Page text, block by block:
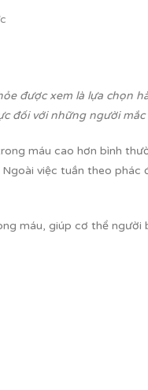
được xem là lựa chọn
đối với những người
máu cao hơn bình
việc tuần theo
máu, giúp cơ thể người